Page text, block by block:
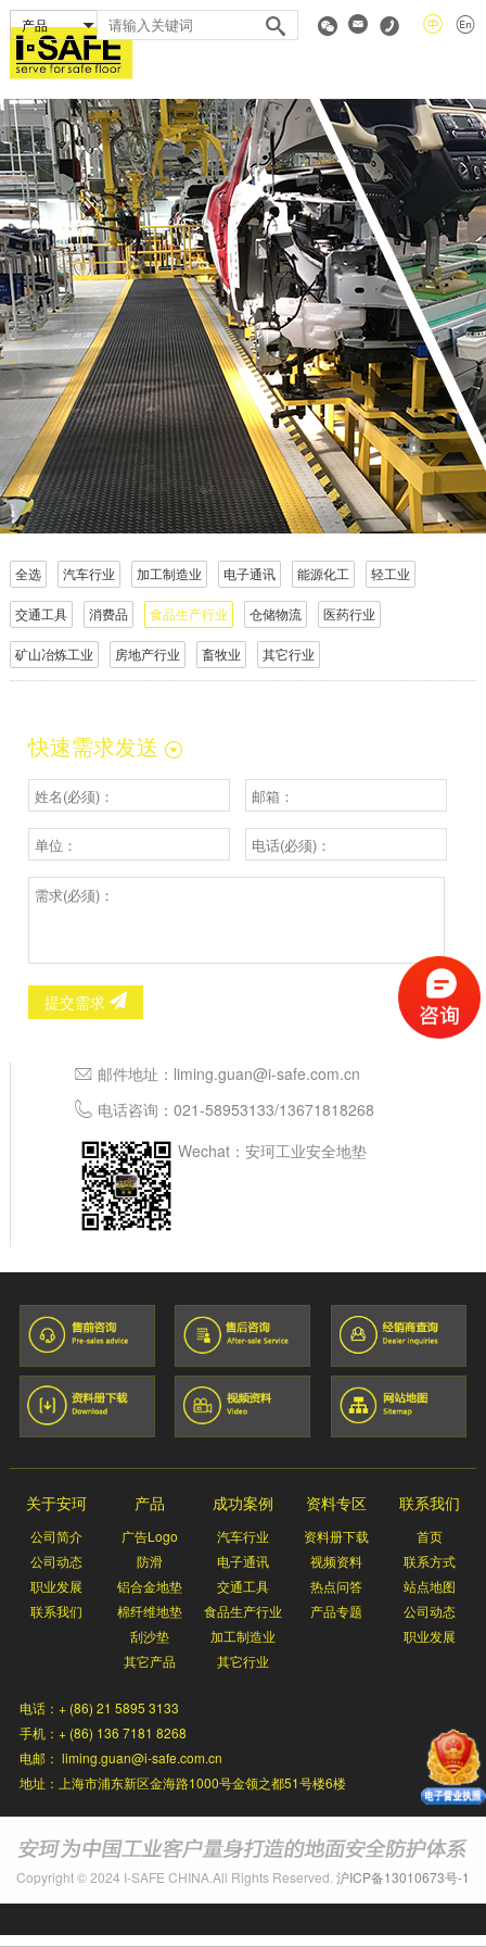
全选 汽车行业 加工制造业 电子通讯 能源化工 轻工业
交通工具 消费品 食品生产行业 仓储物流 医药行业
矿山冶炼工业 房地产行业 畜牧业 其它行业
快速需求发送
提交需求
邮件地址： liming.guan@i-safe.com.cn
电话咨询： 021-58953133/13671818268
Wechat：安珂工业安全地垫
关于安珂
公司简介
公司动态
职业发展
联系我们
产品
广告Logo
防滑
铝合金地垫
棉纤维地垫
刮沙垫
其它产品
成功案例
汽车行业
电子通讯
交通工具
食品生产行业
加工制造业
其它行业
资料专区
资料册下载
视频资料
热点问答
产品专题
联系我们
首页
联系方式
站点地图
公司动态
职业发展
电话：+ (86) 21 5895 3133
手机：+ (86) 136 7181 8268
电邮： liming.guan@i-safe.com.cn
地址：上海市浦东新区金海路1000号金领之都51号楼6楼
Copyright © 2024 I-SAFE CHINA.All Rights Reserved. 沪ICP备13010673号-1